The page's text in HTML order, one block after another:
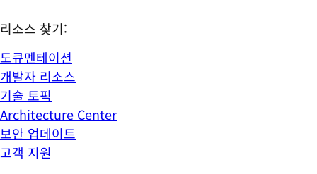
리소스 찾기:
도큐멘테이션
개발자 리소스
기술 토픽
Architecture Center
보안 업데이트
고객 지원